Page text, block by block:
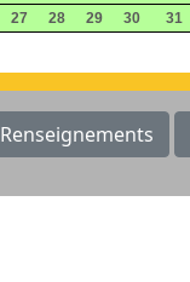
27 28 29 30 31
Renseignements